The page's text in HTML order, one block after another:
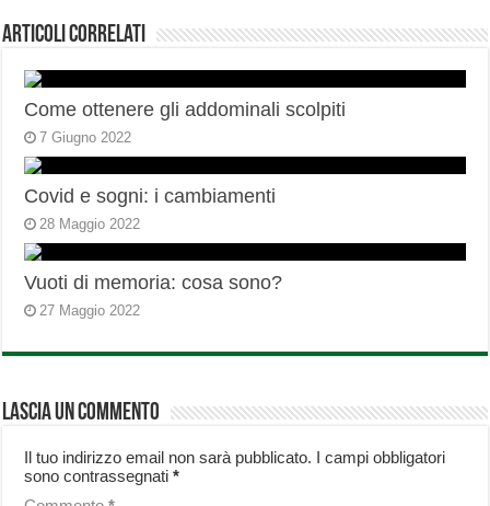
Articoli correlati
Come ottenere gli addominali scolpiti
7 Giugno 2022
Covid e sogni: i cambiamenti
28 Maggio 2022
Vuoti di memoria: cosa sono?
27 Maggio 2022
Lascia un commento
Il tuo indirizzo email non sarà pubblicato. I campi obbligatori
sono contrassegnati*